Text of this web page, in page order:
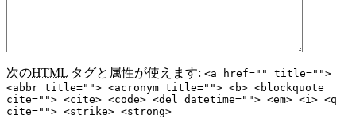
次のHTML タグと属性が使えます: <a href="" title="">
<abbr title=""> <acronym title=""> <b> <blockquote
cite=""> <cite> <code> <del datetime=""> <em> <i> <q
cite=""> <strike> <strong>